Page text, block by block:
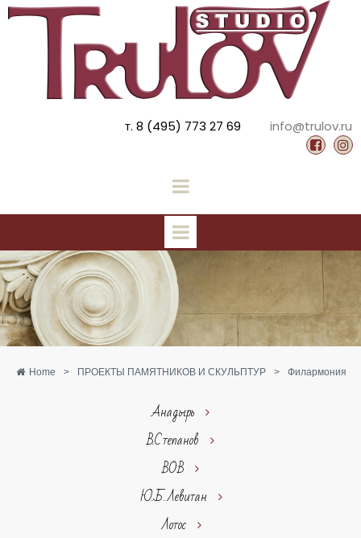
т. 8 (495) 773 27 69 info@trulov.ru
Home > ПРОЕКТЫ ПАМЯТНИКОВ И СКУЛЬПТУР > Филармония
Анадырь
В.Степанов
ВОВ
Ю.Б.Левитан
Лотос